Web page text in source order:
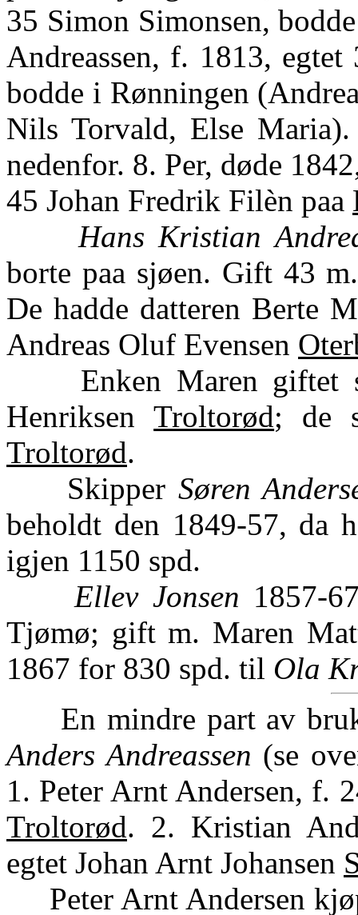
35 Simon Simonsen,
Andreassen, f. 1813,
bodde i Rønningen
Nils Torvald, Else
nedenfor. 8. Per, døde
45 Johan Fredrik Filèn paa
Hans Kristian
borte paa sjøen. Gift 43
De hadde datteren Berte
Andreas Oluf Evensen
Enken Maren giftet
HenriksenTroltorød; de
Troltorød.
Skipper Søren
beholdt den 1849-57,
igjen 1150 spd.
Ellev Jonsen 1857-
Tjømø; gift m. Maren
1867 for 830 spd. til Ola
En mindre part av
Anders Andreassen (se
1. Peter Arnt Andersen, f.
Troltorød. 2. Kristian
egtet Johan Arnt Johansen
Peter Arnt Andersen